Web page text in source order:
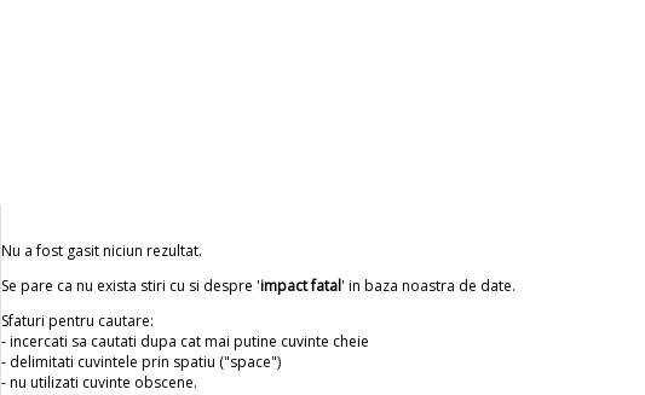
Nu a fost gasit niciun rezultat.
Se pare ca nu exista stiri cu si despre 'impact fatal' in baza noastra de date.
Sfaturi pentru cautare:
- incercati sa cautati dupa cat mai putine cuvinte cheie
- delimitati cuvintele prin spatiu ("space")
- nu utilizati cuvinte obscene.